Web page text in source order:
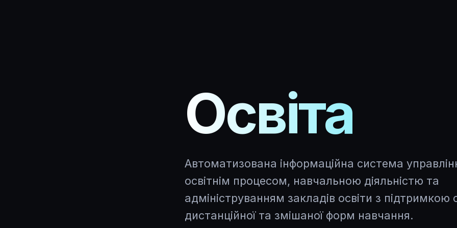
Освіта
Автоматизована інформаційна система
освітнім процесом, навчальною діяльністю та
адмініструванням закладів освіти з підтримкою
дистанційної та змішаної форм навчання.